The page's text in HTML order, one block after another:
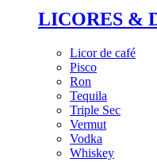
LICORES &
Licor de café
Pisco
Ron
Tequila
Triple Sec
Vermut
Vodka
Whiskey